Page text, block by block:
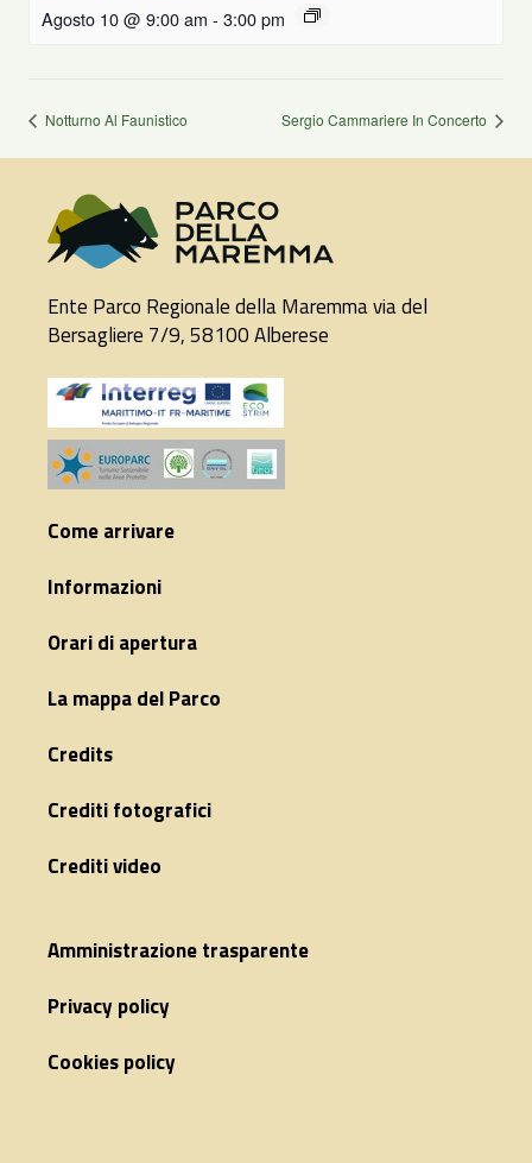
Agosto 10 @ 9:00 am - 3:00 pm
Notturno Al Faunistico Sergio Cammariere In Concerto
Ente Parco Regionale della Maremma via del
Bersagliere 7/9, 58100 Alberese
Come arrivare
Informazioni
Orari di apertura
La mappa del Parco
Credits
Crediti fotografici
Crediti video
Amministrazione trasparente
Privacy policy
Cookies policy